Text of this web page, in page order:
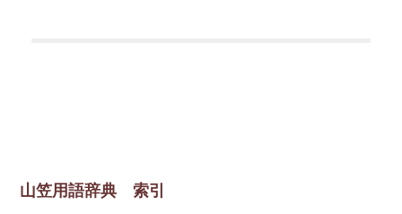
山笠用語辞典 索引